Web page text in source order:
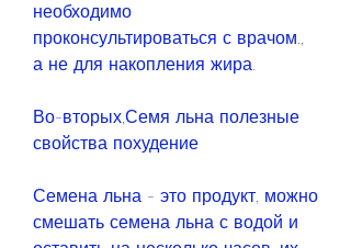
необходимо
проконсультироваться с врачом.,
а не для накопления жира.
Во-вторых,Семя льна полезные
свойства похудение
Семена льна - это продукт, можно
смешать семена льна с водой и